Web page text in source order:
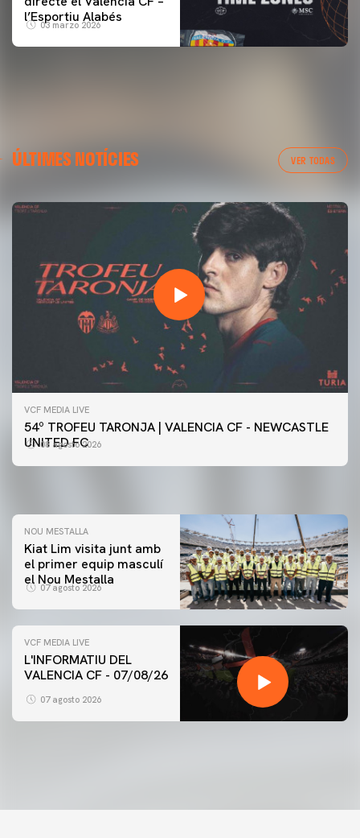
l’Esportiu Alabés
03 marzo 2026
ÚLTIMES NOTÍCIES VER TODAS
VCF MEDIA LIVE
54º TROFEU TARONJA | VALENCIA CF - NEWCASTLE
UNITED FC
08 agosto 2026
PRIMER EQUIP
📸 #ValenciaNUFC
PRIMER EQUIP
MESTALLA 📍
NOU MESTALLA
Kiat Lim visita junt amb
el primer equip masculí
el Nou Mestalla
07 agosto 2026
VCF MEDIA LIVE
L'INFORMATIU DEL
VALENCIA CF - 07/08/26
07 agosto 2026
PRIMER EQUIP
ENTRENAMENT DEL VALENCIA CF 7/8/2026